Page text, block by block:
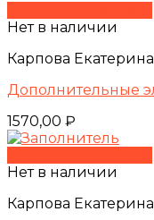
Нет в наличии
Карпова
Дополнительные
1570,00 ₽
Нет в наличии
Карпова